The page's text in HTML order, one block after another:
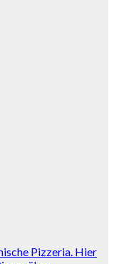
Pizzeria. Hier